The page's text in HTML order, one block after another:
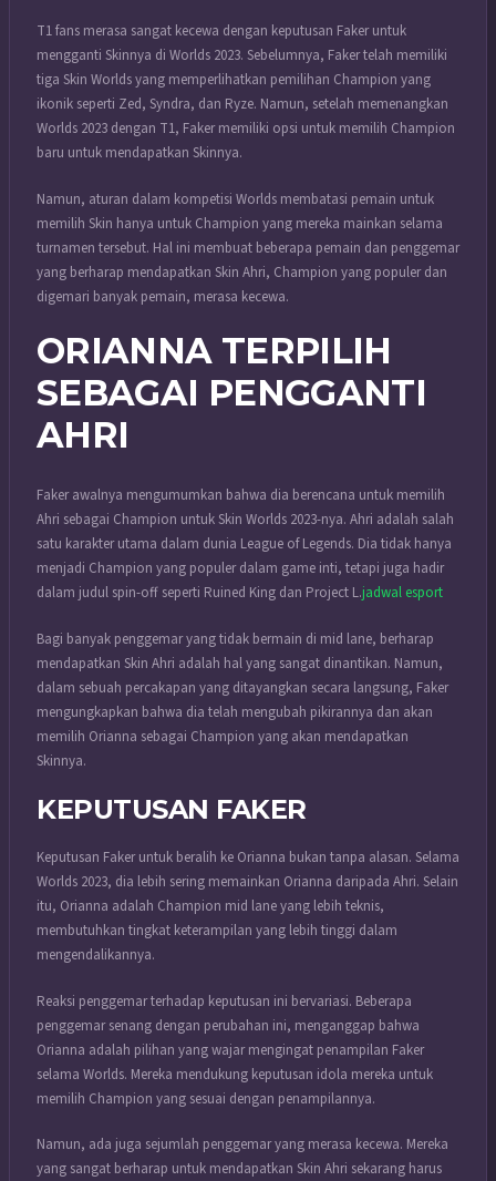
T1 fans merasa sangat kecewa dengan keputusan Faker untuk
mengganti Skinnya di Worlds 2023. Sebelumnya, Faker telah memiliki
tiga Skin Worlds yang memperlihatkan pemilihan Champion yang
ikonik seperti Zed, Syndra, dan Ryze. Namun, setelah memenangkan
Worlds 2023 dengan T1, Faker memiliki opsi untuk memilih Champion
baru untuk mendapatkan Skinnya.
Namun, aturan dalam kompetisi Worlds membatasi pemain untuk
memilih Skin hanya untuk Champion yang mereka mainkan selama
turnamen tersebut. Hal ini membuat beberapa pemain dan penggemar
yang berharap mendapatkan Skin Ahri, Champion yang populer dan
digemari banyak pemain, merasa kecewa.
ORIANNA TERPILIH
SEBAGAI PENGGANTI
AHRI
Faker awalnya mengumumkan bahwa dia berencana untuk memilih
Ahri sebagai Champion untuk Skin Worlds 2023-nya. Ahri adalah salah
satu karakter utama dalam dunia League of Legends. Dia tidak hanya
menjadi Champion yang populer dalam game inti, tetapi juga hadir
dalam judul spin-off seperti Ruined King dan Project L.jadwal esport
Bagi banyak penggemar yang tidak bermain di mid lane, berharap
mendapatkan Skin Ahri adalah hal yang sangat dinantikan. Namun,
dalam sebuah percakapan yang ditayangkan secara langsung, Faker
mengungkapkan bahwa dia telah mengubah pikirannya dan akan
memilih Orianna sebagai Champion yang akan mendapatkan
Skinnya.
KEPUTUSAN FAKER
Keputusan Faker untuk beralih ke Orianna bukan tanpa alasan. Selama
Worlds 2023, dia lebih sering memainkan Orianna daripada Ahri. Selain
itu, Orianna adalah Champion mid lane yang lebih teknis,
membutuhkan tingkat keterampilan yang lebih tinggi dalam
mengendalikannya.
Reaksi penggemar terhadap keputusan ini bervariasi. Beberapa
penggemar senang dengan perubahan ini, menganggap bahwa
Orianna adalah pilihan yang wajar mengingat penampilan Faker
selama Worlds. Mereka mendukung keputusan idola mereka untuk
memilih Champion yang sesuai dengan penampilannya.
Namun, ada juga sejumlah penggemar yang merasa kecewa. Mereka
yang sangat berharap untuk mendapatkan Skin Ahri sekarang harus